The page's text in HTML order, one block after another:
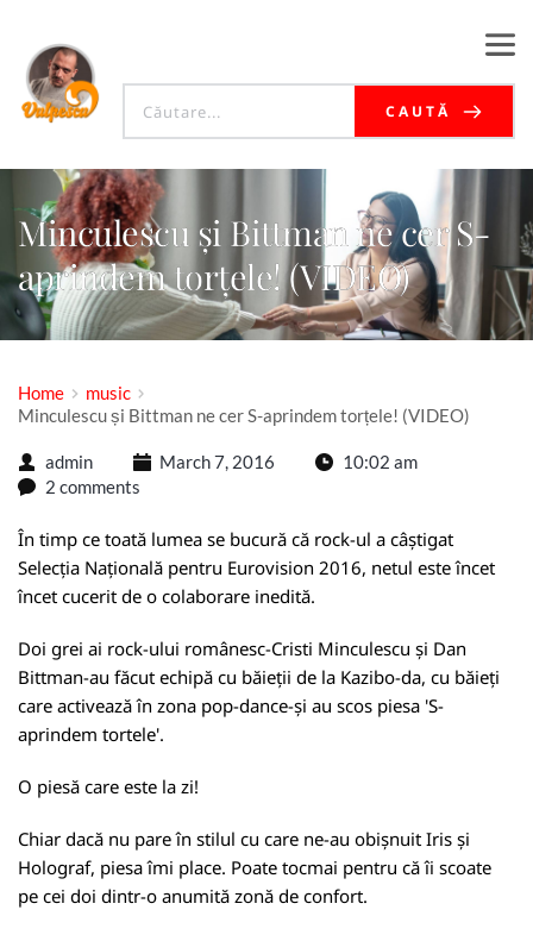
CAUTĂ
Minculescu și Bittman ne cer S-
aprindem torțele! (VIDEO)
Home
music
Minculescu și Bittman ne cer S-aprindem torțele! (VIDEO)
admin March 7, 2016
10:02 am
2 comments
În timp ce toată lumea se bucură că rock-ul a câștigat
Selecția Națională pentru Eurovision 2016, netul este încet
încet cucerit de o colaborare inedită.
Doi grei ai rock-ului românesc-Cristi Minculescu și Dan
Bittman-au făcut echipă cu băieții de la Kazibo-da, cu băieți
care activează în zona pop-dance-și au scos piesa 'S-
aprindem tortele'.
O piesă care este la zi!
Chiar dacă nu pare în stilul cu care ne-au obișnuit Iris și
Holograf, piesa îmi place. Poate tocmai pentru că îi scoate
pe cei doi dintr-o anumită zonă de confort.